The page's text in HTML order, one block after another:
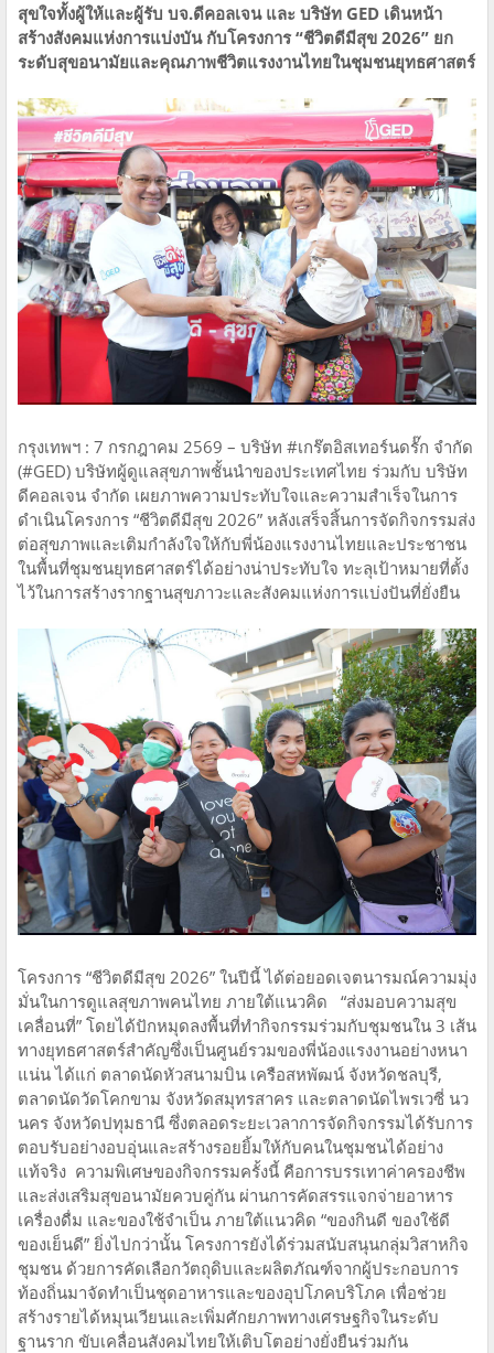
สุขใจทั้งผู้ให้และผู้รับ บจ.ดีคอลเจน และ บริษัท GED เดินหน้า
สร้างสังคมแห่งการแบ่งบัน​ กับโครงการ “ชีวิตดีมีสุข 2026” ยก
ระดับสุขอนามัยและคุณภาพชีวิตแรงงานไทยในชุมชนยุทธศาสตร์
กรุงเทพฯ : 7 กรกฎาคม 2569 – บริษัท #เกร๊ตอิสเทอร์นดรั๊ก จำกัด
(#GED) บริษัทผู้ดูแลสุขภาพชั้นนำของประเทศไทย ร่วมกับ บริษัท
ดีคอลเจน จำกัด เผยภาพความประทับใจและความสำเร็จในการ
ดำเนินโครงการ “ชีวิตดีมีสุข 2026” หลังเสร็จสิ้นการจัดกิจกรรมส่ง
ต่อสุขภาพและเติมกำลังใจให้กับพี่น้องแรงงานไทยและประชาชน
ในพื้นที่ชุมชนยุทธศาสตร์ได้อย่างน่าประทับใจ ทะลุเป้าหมายที่ตั้ง
ไว้ในการสร้างรากฐานสุขภาวะและสังคมแห่งการแบ่งปันที่ยั่งยืน
โครงการ “ชีวิตดีมีสุข 2026” ในปีนี้ ได้ต่อยอดเจตนารมณ์ความมุ่ง
มั่นในการดูแลสุขภาพคนไทย ภายใต้แนวคิด “ส่งมอบความสุข
เคลื่อนที่” โดยได้ปักหมุดลงพื้นที่ทำกิจกรรมร่วมกับชุมชนใน 3 เส้น
ทางยุทธศาสตร์สำคัญซึ่งเป็นศูนย์รวมของพี่น้องแรงงานอย่างหนา
แน่น ได้แก่ ตลาดนัดหัวสนามบิน เครือสหพัฒน์ จังหวัดชลบุรี,
ตลาดนัดวัดโคกขาม จังหวัดสมุทรสาคร และตลาดนัดไพรเวซี่ นว
นคร จังหวัดปทุมธานี ซึ่งตลอดระยะเวลาการจัดกิจกรรมได้รับการ
ตอบรับอย่างอบอุ่นและสร้างรอยยิ้มให้กับคนในชุมชนได้อย่าง
แท้จริง ความพิเศษของกิจกรรมครั้งนี้ คือการบรรเทาค่าครองชีพ
และส่งเสริมสุขอนามัยควบคู่กัน ผ่านการคัดสรรแจกจ่ายอาหาร
เครื่องดื่ม และของใช้จำเป็น ภายใต้แนวคิด “ของกินดี ของใช้ดี
ของเย็นดี” ยิ่งไปกว่านั้น โครงการยังได้ร่วมสนับสนุนกลุ่มวิสาหกิจ
ชุมชน ด้วยการคัดเลือกวัตถุดิบและผลิตภัณฑ์จากผู้ประกอบการ
ท้องถิ่นมาจัดทำเป็นชุดอาหารและของอุปโภคบริโภค เพื่อช่วย
สร้างรายได้หมุนเวียนและเพิ่มศักยภาพทางเศรษฐกิจในระดับ
ฐานราก ขับเคลื่อนสังคมไทยให้เติบโตอย่างยั่งยืนร่วมกัน